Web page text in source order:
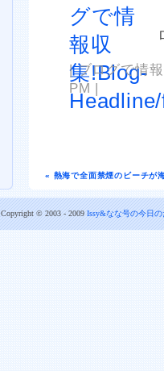
| ブログで情
PM |
« 熱海で全面禁煙のビーチが
Copyright © 2003 - 2009 Issy&なな号の今日